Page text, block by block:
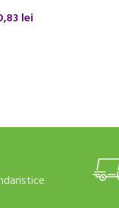
lei